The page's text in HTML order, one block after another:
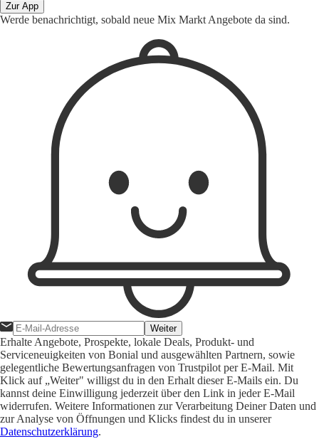
Zur App
Werde benachrichtigt, sobald neue Mix Markt Angebote da sind.
Weiter
Erhalte Angebote, Prospekte, lokale Deals, Produkt- und
Serviceneuigkeiten von Bonial und ausgewählten Partnern, sowie
gelegentliche Bewertungsanfragen von Trustpilot per E-Mail. Mit
Klick auf „Weiter" willigst du in den Erhalt dieser E-Mails ein. Du
kannst deine Einwilligung jederzeit über den Link in jeder E-Mail
widerrufen. Weitere Informationen zur Verarbeitung Deiner Daten und
zur Analyse von Öffnungen und Klicks findest du in unserer
Datenschutzerklärung.